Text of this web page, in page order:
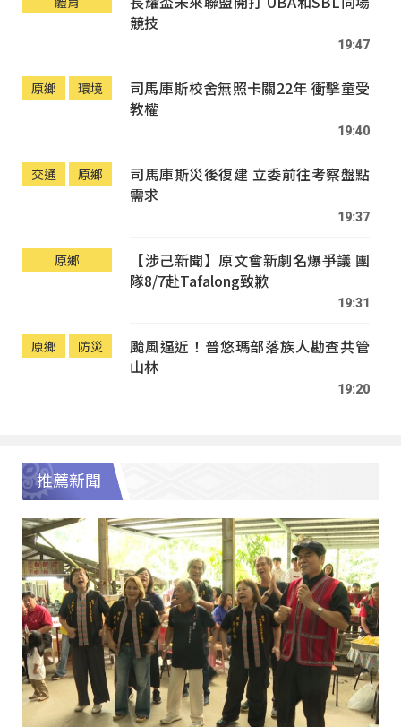
競技
19:47
原鄉 環境
司馬庫斯校舍無照卡關22年 衝擊童受
教權
19:40
交通 原鄉
司馬庫斯災後復建 立委前往考察盤點
需求
19:37
原鄉
【涉己新聞】原文會新劇名爆爭議 團
隊8/7赴Tafalong致歉
19:31
原鄉 防災
颱風逼近！普悠瑪部落族人勘查共管
山林
19:20
推薦新聞